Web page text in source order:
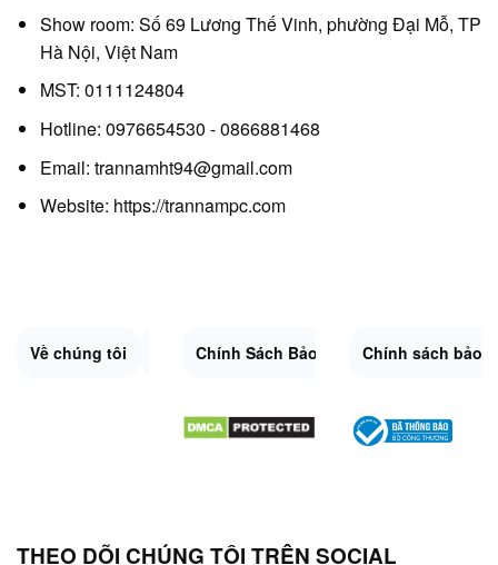
Show room: Số 69 Lương Thế Vinh, phường Đại Mỗ, TP
Hà Nội, Việt Nam
MST: 0111124804
Hotline: 0976654530 - 0866881468
Email: trannamht94@gmail.com
Website: https://trannampc.com
Về chúng tôi Liên Hệ Quy Định Chung Sitemap.XML
Chính Sách Bảo Mật Đổi trả và hoàn
Chính sách bảo
THEO DÕI CHÚNG TÔI TRÊN SOCIAL